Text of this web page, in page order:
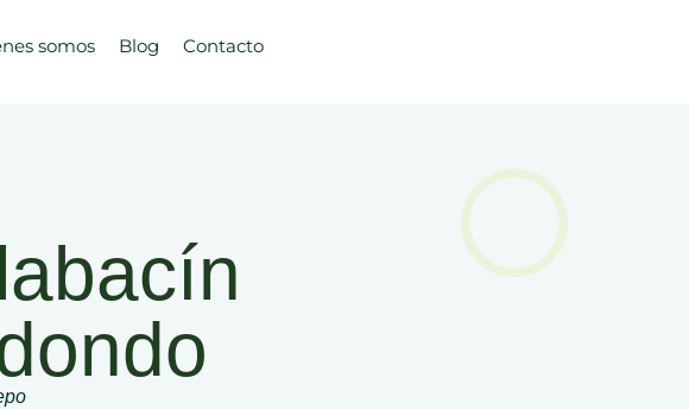
somos Blog Contacto